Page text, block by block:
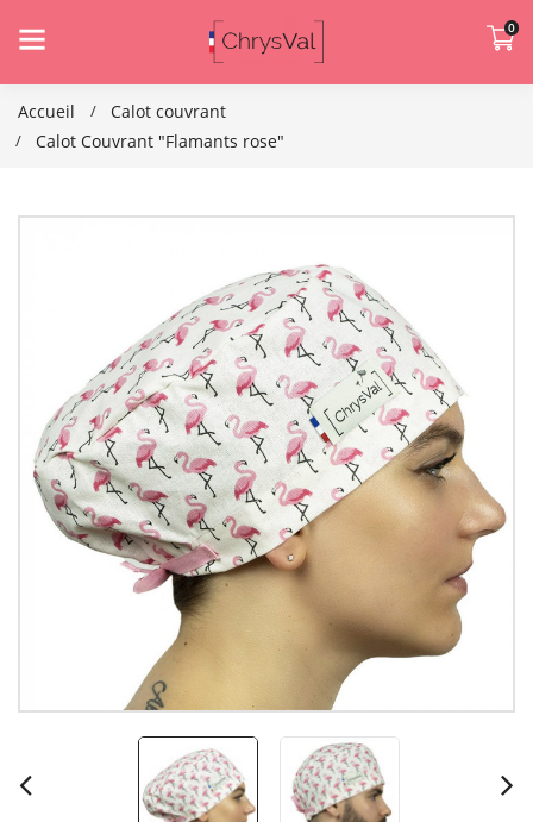
0
Accueil
Calot couvrant
Calot Couvrant "Flamants rose"